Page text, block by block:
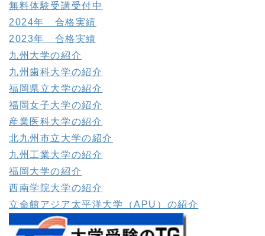
無料体験受講受付中
2024年 合格実績
2023年 合格実績
九州大学の紹介
九州歯科大学の紹介
福岡県立大学の紹介
福岡女子大学の紹介
産業医科大学の紹介
北九州市立大学の紹介
九州工業大学の紹介
福岡大学の紹介
西南学院大学の紹介
立命館アジア太平洋大学（APU）の紹介